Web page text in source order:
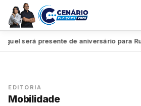
presente de aniversário para Rueda●
EDITORIA
Mobilidade